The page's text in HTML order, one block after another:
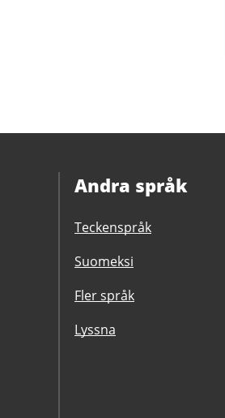
Andra språk
Teckenspråk
Suomeksi
Fler språk
Lyssna